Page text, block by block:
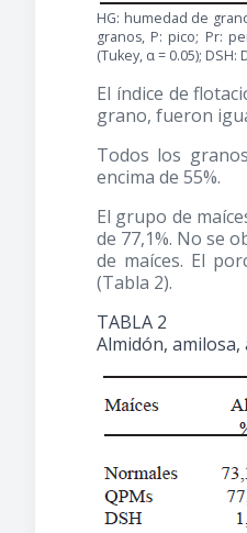
HG: humedad de
granos, P: pico; Pr:
(Tukey, α = 0.05);
El índice de
grano, fueron
Todos los
encima de 55%.
El grupo de
de 77,1%. No se
de maíces. El
(Tabla 2).
TABLA 2
Almidón,